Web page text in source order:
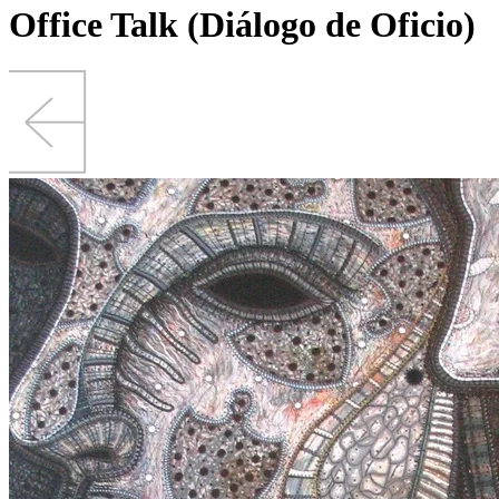
Office Talk (Diálogo de Oficio)